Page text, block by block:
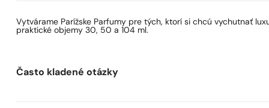
Vytvárame Parížske Parfumy pre tých, ktorí si chcú vychutnať
praktické objemy 30, 50 a 104 ml.
Často kladené otázky